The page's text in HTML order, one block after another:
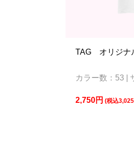
TAG オリジナ
カラー数：53 |
2,750円 (税込